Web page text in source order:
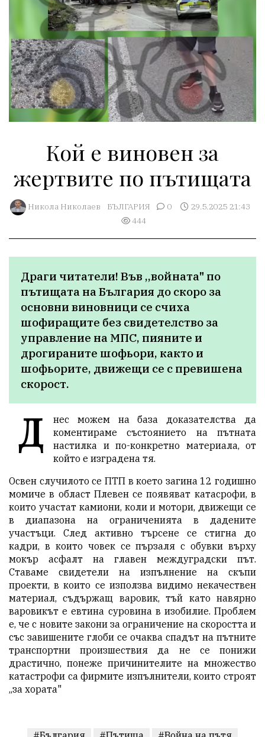
Кой е виновен за
жертвите по пътищата
Никола Николаев БЪЛГАРИЯ 0
29.5.2025 21:43
444
Драги читатели! Във ,,войната" по
пътищата на България до скоро за
основни виновници се счиха
шофиращите без свидетелство за
управление на МПС, пияните и
дрогираните шофьори, както и
шофьорите, движещи се с превишена
скорост.
Д
нес можем на база доказателства да
коментираме състоянието на пътната
настилка и по-конкретно материала, от
който е изградена тя.
Освен случилото се ПТП в което загина 12 годишно
момиче в област Плевен се появяват катасрофи, в
които участат камиони, коли и мотори, движещи се
в диапазона на ограниченията в дадените
участъци. След активно търсене се стигна до
кадри, в които човек се пързаля с обувки върху
мокър асфалт на главен междуградски път.
Ставаме свидетели на изпълнение на скъпи
проекти, в които се използва видимо некачествен
материал, съдържащ варовик, тъй като навярно
варовикът е евтина суровина в изобилие. Проблем
е, че с новите закони за ограничение на скоростта и
със завишените глоби се очаква спадът на пътните
транспортни произшествия да не се понижи
драстично, понеже причинителите на множество
катастрофи са фирмите изпълнители, които строят
,,за хората"